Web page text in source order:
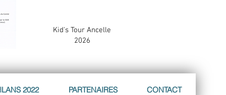
Kid's Tour Ancelle
2026
2022 PARTENAIRES CONTACT